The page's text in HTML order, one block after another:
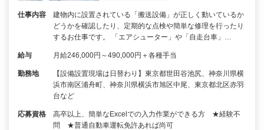
仕事内容
建物内に設置されている「搬送設備」が正しく動いているか
どうかを確認したり、定期的な点検や簡単な修理を行ったり
するお仕事です。 「エアシューター」や「自走台車」…
給与 月給246,000円～490,000円＋各種手当
勤務地
【設備設置現場は日替わり】東京都世田谷池尻、神奈川県横
浜市南区浦舟町、神奈川県横浜市旭区中尾、東京都北区赤羽
台など
応募資格
高卒以上、簡単なExcelでの入力作業ができる方 ★経験不
問 ★普通自動車運転免許あれば尚可